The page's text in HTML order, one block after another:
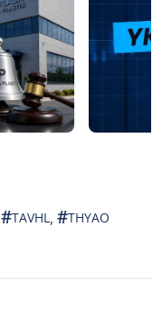
#TAVHL , #THYAO